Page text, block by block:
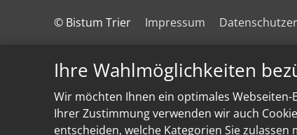
Ihre Wahlmöglichkeiten
Wir möchten Ihnen ein optimales
Ihrer Zustimmung verwenden wir auch
entscheiden, welche Kategorien Sie
© Bistum Trier Impressum